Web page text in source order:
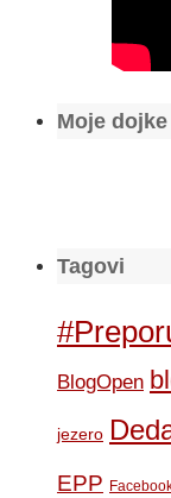
Moje
Tagovi
BlogOpen
jezero
EPP